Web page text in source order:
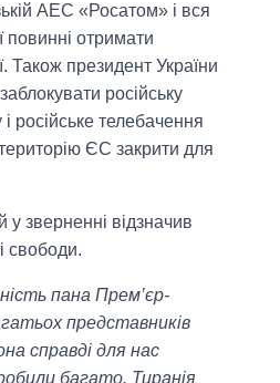
АЕС «Росатом» і вся
повинні отримати
Також президент України
російську
російське телебачення
ЄС закрити для
зверненні відзначив
свободи.
пана Прем’єр-
представників
справді для нас
багато. Тиранія